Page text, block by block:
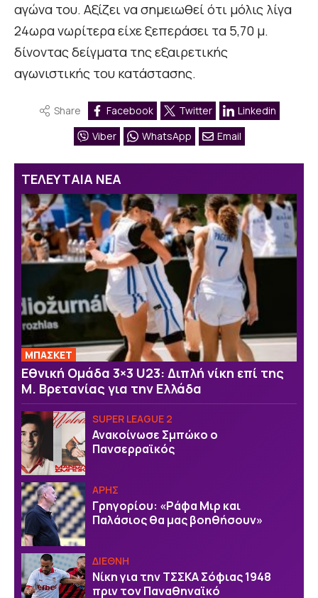
αγώνα του. Αξίζει να σημειωθεί ότι μόλις λίγα
24ωρα νωρίτερα είχε ξεπεράσει τα 5,70 μ.
δίνοντας δείγματα της εξαιρετικής
αγωνιστικής του κατάστασης.
Share Facebook Twitter
Linkedin
Viber
WhatsApp Email
ΤΕΛΕΥΤΑΙΑ ΝΕΑ
ΜΠΑΣΚΕΤ
Εθνική Ομάδα 3×3 U23: Διπλή νίκη επί της
Μ. Βρετανίας για την Ελλάδα
SUPER LEAGUE 2
Ανακοίνωσε Σμπώκο ο
Πανσερραϊκός
ΑΡΗΣ
Γρηγορίου: «Ράφα Μιρ και
Παλάσιος θα μας βοηθήσουν»
ΔΙΕΘΝΗ
Νίκη για την ΤΣΣΚΑ Σόφιας 1948
πριν τον Παναθηναϊκό